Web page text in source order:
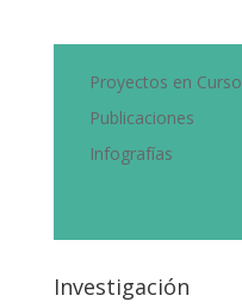
Proyectos en Curso
Publicaciones
Infografías
Investigación